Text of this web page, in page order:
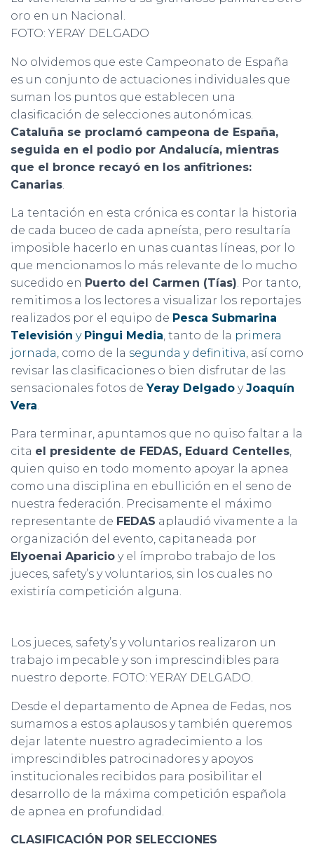
oro en un Nacional.
FOTO: YERAY DELGADO
No olvidemos que este Campeonato de España
es un conjunto de actuaciones individuales que
suman los puntos que establecen una
clasificación de selecciones autonómicas.
Cataluña se proclamó campeona de España,
seguida en el podio por Andalucía, mientras
que el bronce recayó en los anfitriones:
Canarias.
La tentación en esta crónica es contar la historia
de cada buceo de cada apneísta, pero resultaría
imposible hacerlo en unas cuantas líneas, por lo
que mencionamos lo más relevante de lo mucho
sucedido en Puerto del Carmen (Tías). Por tanto,
remitimos a los lectores a visualizar los reportajes
realizados por el equipo de Pesca Submarina
Televisión y Pingui Media, tanto de la primera
jornada, como de la segunda y definitiva, así como
revisar las clasificaciones o bien disfrutar de las
sensacionales fotos deYeray Delgado yJoaquín
Vera.
Para terminar, apuntamos que no quiso faltar a la
cita el presidente de FEDAS, Eduard Centelles,
quien quiso en todo momento apoyar la apnea
como una disciplina en ebullición en el seno de
nuestra federación. Precisamente el máximo
representante de FEDAS aplaudió vivamente a la
organización del evento, capitaneada por
Elyoenai Aparicio y el ímprobo trabajo de los
jueces, safety’s y voluntarios, sin los cuales no
existiría competición alguna.
Los jueces, safety’s y voluntarios realizaron un
trabajo impecable y son imprescindibles para
nuestro deporte. FOTO: YERAY DELGADO.
Desde el departamento de Apnea de Fedas, nos
sumamos a estos aplausos y también queremos
dejar latente nuestro agradecimiento a los
imprescindibles patrocinadores y apoyos
institucionales recibidos para posibilitar el
desarrollo de la máxima competición española
de apnea en profundidad.
CLASIFICACIÓN POR SELECCIONES